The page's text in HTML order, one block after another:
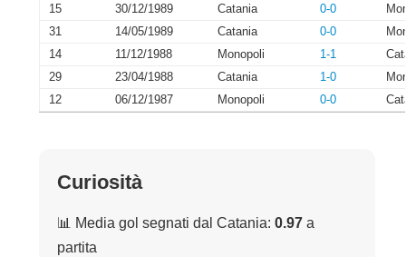
15
30/12/1989 Catania 0-0
31
14/05/1989 Catania 0-0
14
11/12/1988 Monopoli 1-1
29
23/04/1988 Catania 1-0
12
06/12/1987 Monopoli 0-0
Curiosità
📊 Media gol segnati dal Catania: 0.97 a
partita